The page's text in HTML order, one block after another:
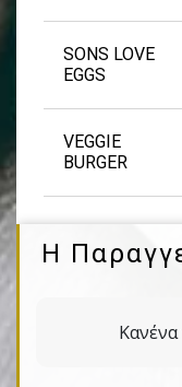
SONS LOVE
EGGS
VEGGIE
BURGER
Η